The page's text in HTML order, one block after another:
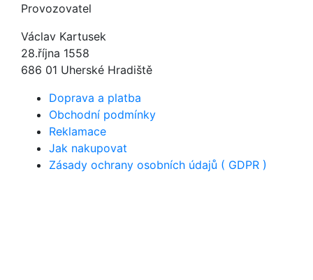
Provozovatel
Václav Kartusek
28.října 1558
686 01 Uherské Hradiště
Doprava a platba
Obchodní podmínky
Reklamace
Jak nakupovat
Zásady ochrany osobních údajů ( GDPR )